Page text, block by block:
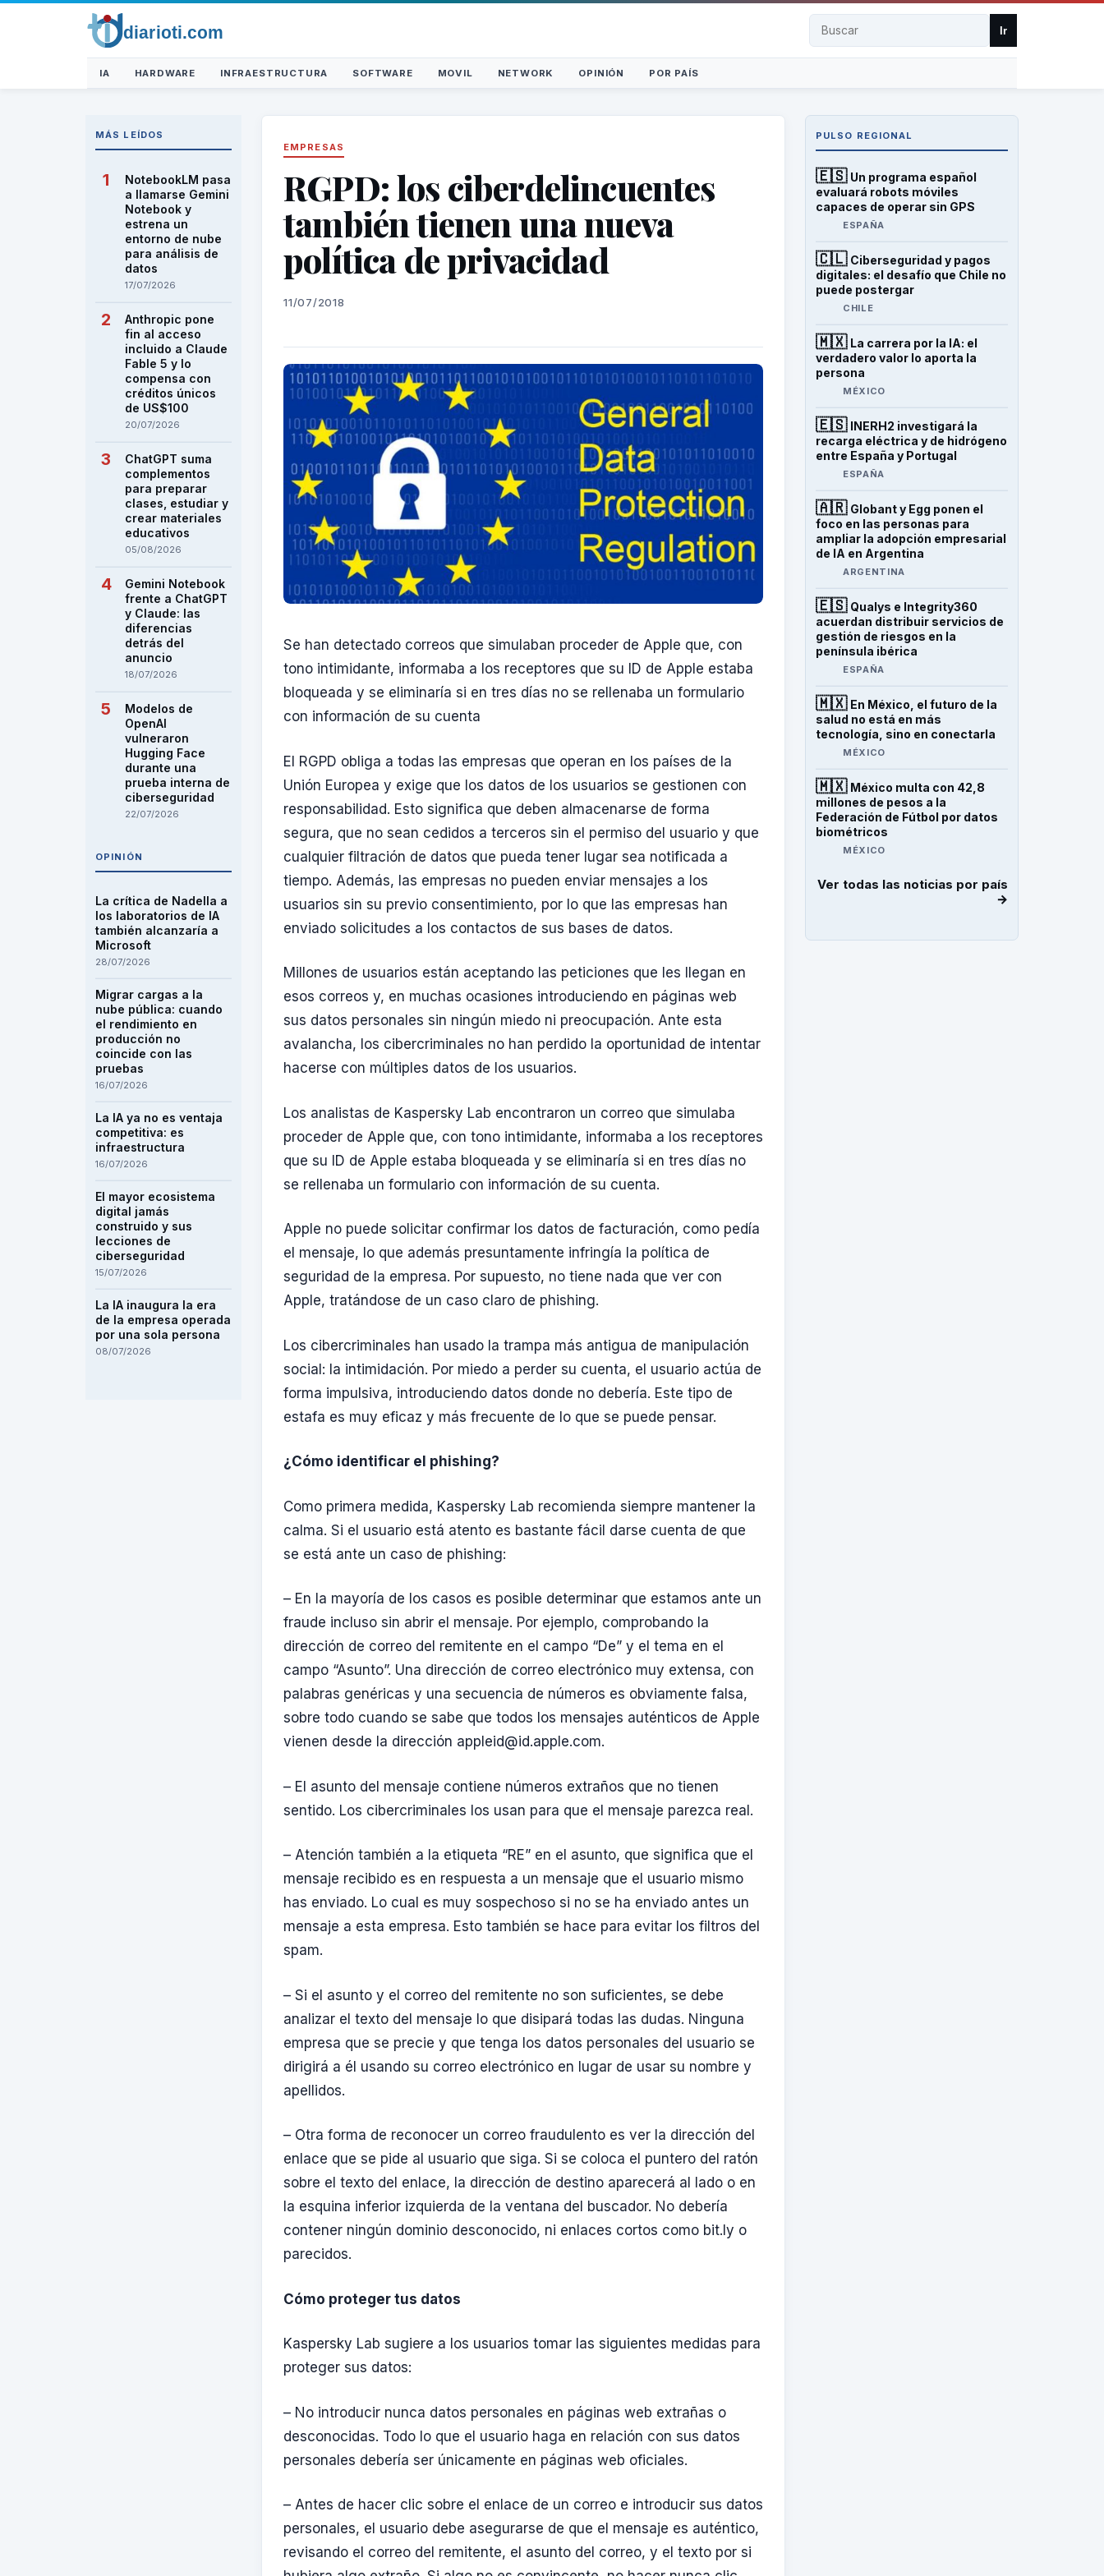
Buscar Ir
IA HARDWARE INFRAESTRUCTURA SOFTWARE MOVIL NETWORK OPINIÓN POR PAÍS
MÁS LEÍDOS
NotebookLM pasa
a llamarse Gemini
Notebook y
estrena un
entorno de nube
para análisis de
datos
17/07/2026
Anthropic pone
fin al acceso
incluido a Claude
Fable 5 y lo
compensa con
créditos únicos
de US$100
20/07/2026
ChatGPT suma
complementos
para preparar
clases, estudiar y
crear materiales
educativos
05/08/2026
Gemini Notebook
frente a ChatGPT
y Claude: las
diferencias
detrás del
anuncio
18/07/2026
Modelos de
OpenAI
vulneraron
Hugging Face
durante una
prueba interna de
ciberseguridad
22/07/2026
OPINIÓN
La crítica de Nadella a
los laboratorios de IA
también alcanzaría a
Microsoft
28/07/2026
Migrar cargas a la
nube pública: cuando
el rendimiento en
producción no
coincide con las
pruebas
16/07/2026
La IA ya no es ventaja
competitiva: es
infraestructura
16/07/2026
El mayor ecosistema
digital jamás
construido y sus
lecciones de
ciberseguridad
15/07/2026
La IA inaugura la era
de la empresa operada
por una sola persona
08/07/2026
EMPRESAS
RGPD: los ciberdelincuentes
también tienen una nueva
política de privacidad
11/07/2018
Se han detectado correos que simulaban proceder de Apple que, con
tono intimidante, informaba a los receptores que su ID de Apple estaba
bloqueada y se eliminaría si en tres días no se rellenaba un formulario
con información de su cuenta
El RGPD obliga a todas las empresas que operan en los países de la
Unión Europea y exige que los datos de los usuarios se gestionen con
responsabilidad. Esto significa que deben almacenarse de forma
segura, que no sean cedidos a terceros sin el permiso del usuario y que
cualquier filtración de datos que pueda tener lugar sea notificada a
tiempo. Además, las empresas no pueden enviar mensajes a los
usuarios sin su previo consentimiento, por lo que las empresas han
enviado solicitudes a los contactos de sus bases de datos.
Millones de usuarios están aceptando las peticiones que les llegan en
esos correos y, en muchas ocasiones introduciendo en páginas web
sus datos personales sin ningún miedo ni preocupación. Ante esta
avalancha, los cibercriminales no han perdido la oportunidad de intentar
hacerse con múltiples datos de los usuarios.
Los analistas de Kaspersky Lab encontraron un correo que simulaba
proceder de Apple que, con tono intimidante, informaba a los receptores
que su ID de Apple estaba bloqueada y se eliminaría si en tres días no
se rellenaba un formulario con información de su cuenta.
Apple no puede solicitar confirmar los datos de facturación, como pedía
el mensaje, lo que además presuntamente infringía la política de
seguridad de la empresa. Por supuesto, no tiene nada que ver con
Apple, tratándose de un caso claro de phishing.
Los cibercriminales han usado la trampa más antigua de manipulación
social: la intimidación. Por miedo a perder su cuenta, el usuario actúa de
forma impulsiva, introduciendo datos donde no debería. Este tipo de
estafa es muy eficaz y más frecuente de lo que se puede pensar.
¿Cómo identificar el phishing?
Como primera medida, Kaspersky Lab recomienda siempre mantener la
calma. Si el usuario está atento es bastante fácil darse cuenta de que
se está ante un caso de phishing:
– En la mayoría de los casos es posible determinar que estamos ante un
fraude incluso sin abrir el mensaje. Por ejemplo, comprobando la
dirección de correo del remitente en el campo “De” y el tema en el
campo “Asunto”. Una dirección de correo electrónico muy extensa, con
palabras genéricas y una secuencia de números es obviamente falsa,
sobre todo cuando se sabe que todos los mensajes auténticos de Apple
vienen desde la dirección appleid@id.apple.com.
– El asunto del mensaje contiene números extraños que no tienen
sentido. Los cibercriminales los usan para que el mensaje parezca real.
– Atención también a la etiqueta “RE” en el asunto, que significa que el
mensaje recibido es en respuesta a un mensaje que el usuario mismo
has enviado. Lo cual es muy sospechoso si no se ha enviado antes un
mensaje a esta empresa. Esto también se hace para evitar los filtros del
spam.
– Si el asunto y el correo del remitente no son suficientes, se debe
analizar el texto del mensaje lo que disipará todas las dudas. Ninguna
empresa que se precie y que tenga los datos personales del usuario se
dirigirá a él usando su correo electrónico en lugar de usar su nombre y
apellidos.
– Otra forma de reconocer un correo fraudulento es ver la dirección del
enlace que se pide al usuario que siga. Si se coloca el puntero del ratón
sobre el texto del enlace, la dirección de destino aparecerá al lado o en
la esquina inferior izquierda de la ventana del buscador. No debería
contener ningún dominio desconocido, ni enlaces cortos como bit.ly o
parecidos.
Cómo proteger tus datos
Kaspersky Lab sugiere a los usuarios tomar las siguientes medidas para
proteger sus datos:
– No introducir nunca datos personales en páginas web extrañas o
desconocidas. Todo lo que el usuario haga en relación con sus datos
personales debería ser únicamente en páginas web oficiales.
– Antes de hacer clic sobre el enlace de un correo e introducir sus datos
personales, el usuario debe asegurarse de que el mensaje es auténtico,
revisando el correo del remitente, el asunto del correo, y el texto por si
PULSO REGIONAL
🇪🇸 Un programa español
evaluará robots móviles
capaces de operar sin GPS
ESPAÑA
🇨🇱 Ciberseguridad y pagos
digitales: el desafío que Chile no
puede postergar
CHILE
🇲🇽 La carrera por la IA: el
verdadero valor lo aporta la
persona
MÉXICO
🇪🇸 INERH2 investigará la
recarga eléctrica y de hidrógeno
entre España y Portugal
ESPAÑA
🇦🇷 Globant y Egg ponen el
foco en las personas para
ampliar la adopción empresarial
de IA en Argentina
ARGENTINA
🇪🇸 Qualys e Integrity360
acuerdan distribuir servicios de
gestión de riesgos en la
península ibérica
ESPAÑA
🇲🇽 En México, el futuro de la
salud no está en más
tecnología, sino en conectarla
MÉXICO
🇲🇽 México multa con 42,8
millones de pesos a la
Federación de Fútbol por datos
biométricos
MÉXICO
Ver todas las noticias por país
→